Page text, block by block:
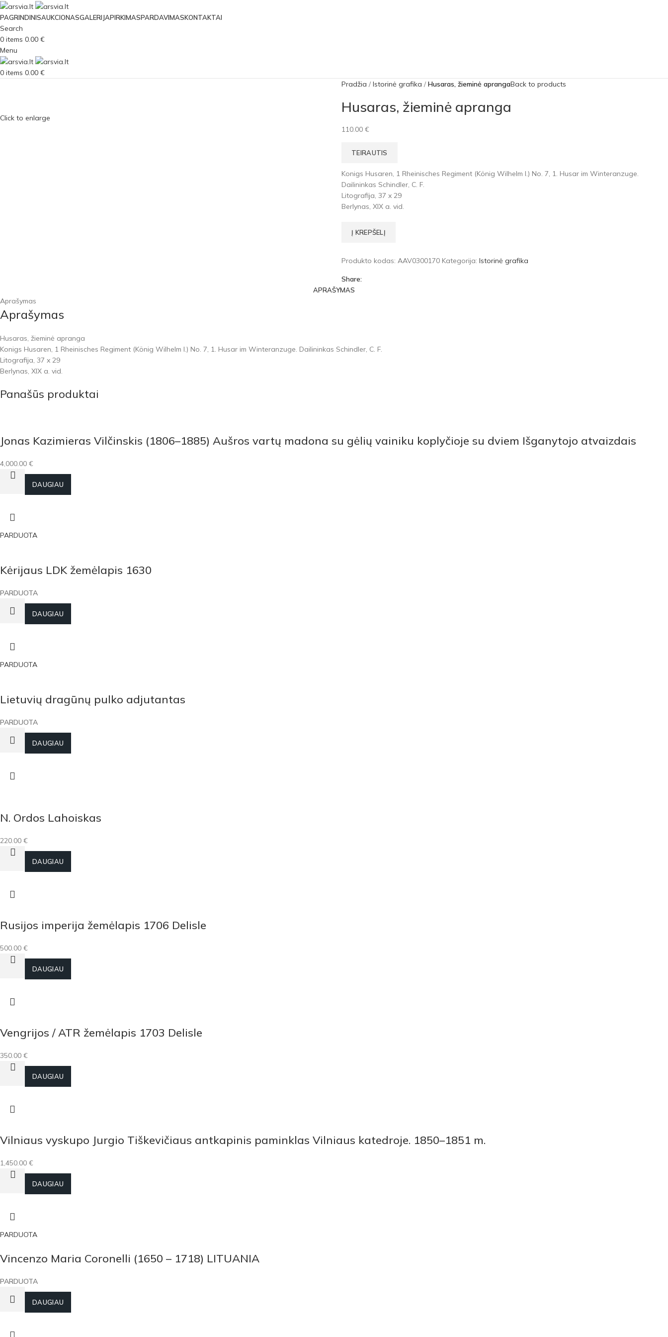
PAGRINDINISAUKCIONASGALERIJAPIRKIMASPARDAVIMASKONTAKTAI
Search
0 items 0.00 €
Menu
0 items 0.00 €
Click to enlarge
Pradžia Istorinė grafika Husaras, žieminė aprangaBack to products
Husaras, žieminė apranga
110.00 €
TEIRAUTIS
Konigs Husaren, 1 Rheinisches Regiment (König Wilhelm I.) No. 7, 1. Husar im Winteranzuge.
Dailininkas Schindler, C. F.
Litografija, 37 x 29
Berlynas, XIX a. vid.
Į KREPŠELĮ
Produkto kodas: AAV0300170 Kategorija: Istorinė grafika
Share:
APRAŠYMAS
Aprašymas
Aprašymas
Husaras, žieminė apranga
Konigs Husaren, 1 Rheinisches Regiment (König Wilhelm I.) No. 7, 1. Husar im Winteranzuge. Dailininkas Schindler, C. F.
Litografija, 37 x 29
Berlynas, XIX a. vid.
Panašūs produktai
Jonas Kazimieras Vilčinskis (1806–1885) Aušros vartų madona su gėlių vainiku koplyčioje su dviem Išganytojo atvaizdais
4,000.00 €
DAUGIAU
PARDUOTA
Kėrijaus LDK žemėlapis 1630
PARDUOTA
DAUGIAU
PARDUOTA
Lietuvių dragūnų pulko adjutantas
PARDUOTA
DAUGIAU
N. Ordos Lahoiskas
220.00 €
DAUGIAU
Rusijos imperija žemėlapis 1706 Delisle
500.00 €
DAUGIAU
Vengrijos / ATR žemėlapis 1703 Delisle
350.00 €
DAUGIAU
Vilniaus vyskupo Jurgio Tiškevičiaus antkapinis paminklas Vilniaus katedroje. 1850–1851 m.
1,450.00 €
DAUGIAU
PARDUOTA
Vincenzo Maria Coronelli (1650 – 1718) LITUANIA
PARDUOTA
DAUGIAU